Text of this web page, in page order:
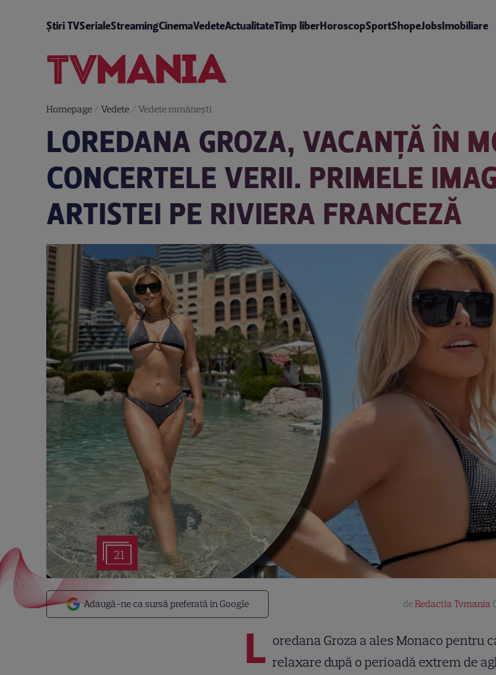
Știri TVSerialeStreamingCinemaVedeteActualitateTimp liberHoroscopSportShopeJobsImobiliare
Homepage/ Vedete/ Vedete româneşti
LOREDANA GROZA, VACANȚĂ ÎN
CONCERTELE VERII. PRIMELE
ARTISTEI PE RIVIERA FRANCEZĂ
21
Adaugă-ne ca sursă preferată în Google deRedactia Tvmania
L oredana Groza a ales Monaco pentru
relaxare după o perioadă extrem de